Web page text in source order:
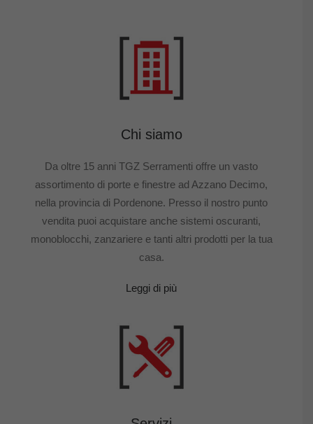
Chi siamo
Da oltre 15 anni TGZ Serramenti offre un vasto
assortimento di porte e finestre ad Azzano Decimo,
nella provincia di Pordenone. Presso il nostro punto
vendita puoi acquistare anche sistemi oscuranti,
monoblocchi, zanzariere e tanti altri prodotti per la tua
casa.
Leggi di più